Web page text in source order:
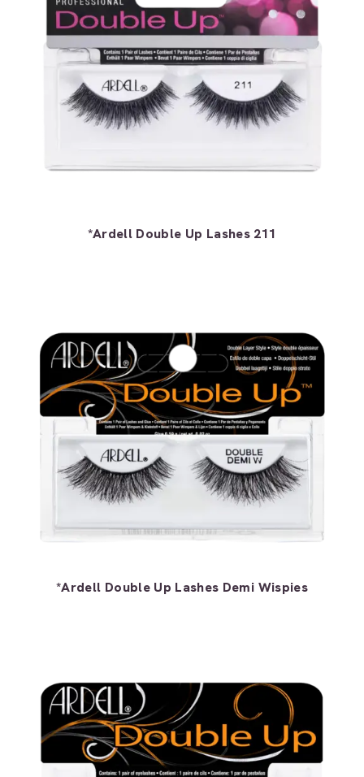
*Ardell Double Up Lashes 211
*Ardell Double Up Lashes Demi Wispies